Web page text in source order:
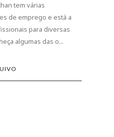
tem várias
de emprego e está a
para diversas
algumas das o...